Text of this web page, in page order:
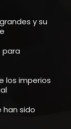
y su
para
los imperios
han sido